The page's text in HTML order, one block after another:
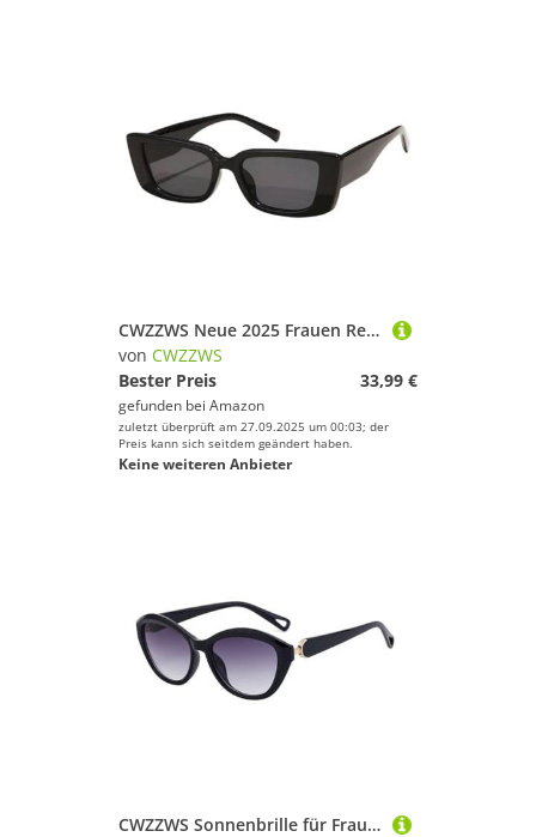
CWZZWS Neue 2025 Frauen Rechteck Vintage Sonnenbrille Retro Katze Augen Sonnenbrille weibliche Dame Brille Cateye Fahrer UV400
von CWZZWS
Bester Preis
33,99 €
gefunden bei Amazon
zuletzt überprüft am 27.09.2025 um 00:03; der
Preis kann sich seitdem geändert haben.
Keine weiteren Anbieter
CWZZWS Sonnenbrille für Frauen im Freien im Freien Sunchade Spiegel UV400